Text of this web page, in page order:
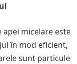
micelare este
în mod eficient,
sunt particule